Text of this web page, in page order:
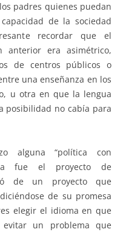
padres quienes puedan
de la sociedad
recordar que el
anterior era asimétrico,
de centros públicos o
una enseñanza en los
u otra en que la lengua
posibilidad no cabía para
alguna “política con
fue el proyecto de
de un proyecto que
de su promesa
elegir el idioma en que
un problema que